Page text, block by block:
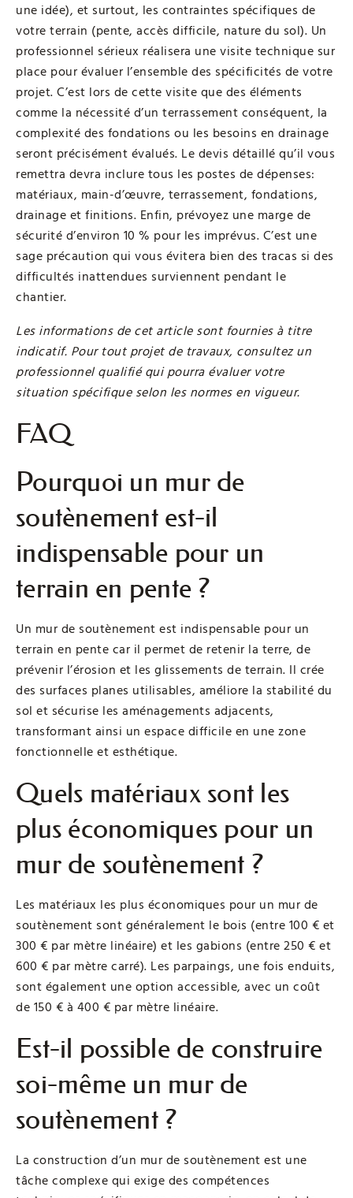
une idée), et surtout, les contraintes spécifiques de
votre terrain (pente, accès difficile, nature du sol). Un
professionnel sérieux réalisera une visite technique sur
place pour évaluer l’ensemble des spécificités de votre
projet. C’est lors de cette visite que des éléments
comme la nécessité d’un terrassement conséquent, la
complexité des fondations ou les besoins en drainage
seront précisément évalués. Le devis détaillé qu’il vous
remettra devra inclure tous les postes de dépenses:
matériaux, main-d’œuvre, terrassement, fondations,
drainage et finitions. Enfin, prévoyez une marge de
sécurité d’environ 10 % pour les imprévus. C’est une
sage précaution qui vous évitera bien des tracas si des
difficultés inattendues surviennent pendant le
chantier.
Les informations de cet article sont fournies à titre
indicatif. Pour tout projet de travaux, consultez un
professionnel qualifié qui pourra évaluer votre
situation spécifique selon les normes en vigueur.
FAQ
Pourquoi un mur de
soutènement est-il
indispensable pour un
terrain en pente ?
Un mur de soutènement est indispensable pour un
terrain en pente car il permet de retenir la terre, de
prévenir l’érosion et les glissements de terrain. Il crée
des surfaces planes utilisables, améliore la stabilité du
sol et sécurise les aménagements adjacents,
transformant ainsi un espace difficile en une zone
fonctionnelle et esthétique.
Quels matériaux sont les
plus économiques pour un
mur de soutènement ?
Les matériaux les plus économiques pour un mur de
soutènement sont généralement le bois (entre 100 € et
300 € par mètre linéaire) et les gabions (entre 250 € et
600 € par mètre carré). Les parpaings, une fois enduits,
sont également une option accessible, avec un coût
de 150 € à 400 € par mètre linéaire.
Est-il possible de construire
soi-même un mur de
soutènement ?
La construction d’un mur de soutènement est une
tâche complexe qui exige des compétences